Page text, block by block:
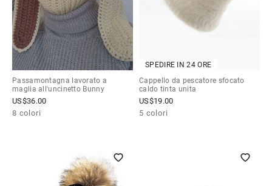
Passamontagna lavorato a
maglia all'uncinetto Bunny
US$36.00
8 colori
SPEDIRE IN 24 ORE
Cappello da pescatore sfocato
caldo tinta unita
US$19.00
5 colori